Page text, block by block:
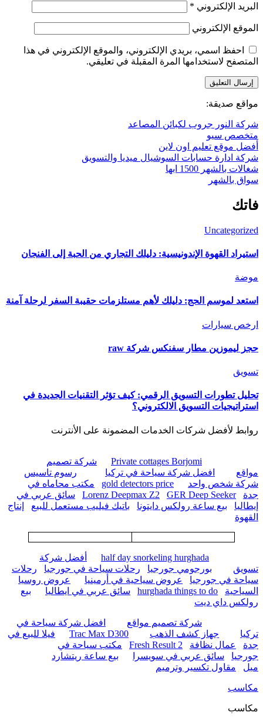
البريد الإلكتروني *
الموقع الإلكتروني
احفظ اسمي، بريدي الإلكتروني، والموقع الإلكتروني في هذا
المتصفح لاستخدامها المرة المقبلة في تعليقي.
مواقع صديقة:
شركة النور جروب لكبائن المصاعد
متخصص سيو
أفضل موقع تعليم اون لاين
شركة ادارة حسابات السوشيال ميديا والتسويق
شغالات بالشهر 1500 ابها
سواق بالشهر
فاتك
Uncategorized
استيراد القهوة الإندونيسية: دليلك التجاري من الحبة إلى الفنجان
موضة
استعد لموسم الحج: دليلك لأهم مستلزمات حقيبة السفر لرحلة آمنة
ارخص سيارات
حجز ليموزين مطار سفنكس شركة raw
تسويق
تحليل تطورات التسويق الرقمي: كيف تؤثر التقنيات الجديدة في
استراتيجيات التسويق الالكتروني؟
روابط لأفضل شركات الخدمات المضمونة على الأنترنت
Private cottages Borjomi
شركة تصميم
مواقع
افضل شركة سياحة في تركيا
رسوم تاسيس
شركة شخص واحد
gold detectors price
مكتب محاماه في
جدة
Lorenz Deepmax Z2 GER Deep Seeker
سائق عربي في
إيطاليا
بيع ساعة رولكس دايتونا باتيك فيليب مستعمل للبيع
إنتاج
القهوة
half day snorkeling hurghada
أفضل شركة
تسويق
بورجومي جورجيا رحلات سياحة في جورجيا
رحلات
سياحة في جورجيا
عروض سياحية في أرمينيا
عروض روسيا
السياحية
hurghada things to do سائق عربي في ايطاليا
بيع
رولكس داي ديت
شركة تصميم مواقع
افضل شركة سياحة في
تركيا
جهاز كشف الذهب Trac Max D300
فيلا للبيع في
جدة
عمال نظافة Fresh Result 2
مكتب سياحة في
جورجيا
سائق عربي في سويسرا
بيع ساعة ريتشارد
ميل
مقاول تكسير وترميم
مكاسب
مكاسب